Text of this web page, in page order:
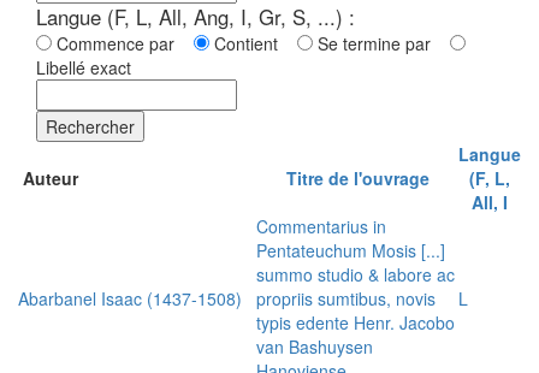
Langue (F, L, All, Ang, I, Gr, S, ...) :
Commence par Contient
Se termine par
Libellé exact
Rechercher
Auteur Titre de l'ouvrage
Langue
(F, L,
All, I
Abarbanel Isaac (1437-1508)
Commentarius in
Pentateuchum Mosis [...]
summo studio & labore ac
propriis sumtibus, novis
typis edente Henr. Jacobo
van Bashuysen
L